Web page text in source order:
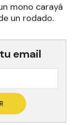
mono carayá
un rodado.
email